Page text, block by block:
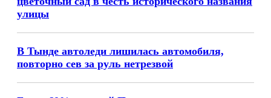
улицы
В Тынде автоледи лишилась автомобиля,
повторно сев за руль нетрезвой